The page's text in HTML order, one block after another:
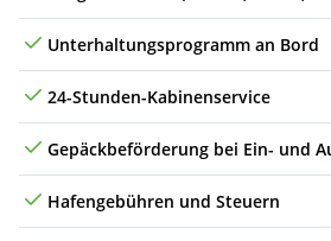
Unterhaltungsprogramm an Bord
24-Stunden-Kabinenservice
Gepäckbeförderung bei Ein- und
Hafengebühren und Steuern